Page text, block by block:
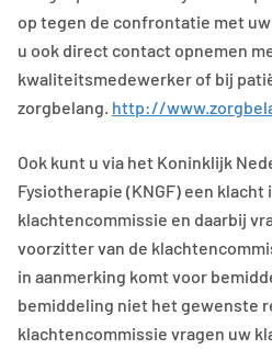
op tegen de confrontatie met
u ook direct contact opnemen
kwaliteitsmedewerker of bij
zorgbelang. http://
Ook kunt u via het Koninklijk
Fysiotherapie (KNGF) een klacht
klachtencommissie en daarbij
voorzitter van de
in aanmerking komt voor
bemiddeling niet het gewenste
klachtencommissie vragen uw